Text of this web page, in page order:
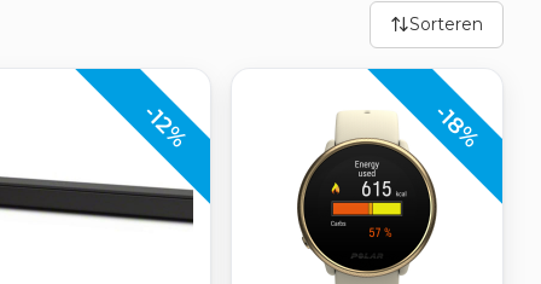
Sorteren
-12% -18%